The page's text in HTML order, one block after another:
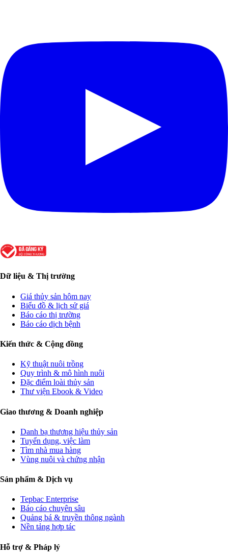
Dữ liệu & Thị trường
Giá thủy sản hôm nay
Biểu đồ & lịch sử giá
Báo cáo thị trường
Báo cáo dịch bệnh
Kiến thức & Cộng đồng
Kỹ thuật nuôi trồng
Quy trình & mô hình nuôi
Đặc điểm loài thủy sản
Thư viện Ebook & Video
Giao thương & Doanh nghiệp
Danh bạ thương hiệu thủy sản
Tuyển dụng, việc làm
Tìm nhà mua hàng
Vùng nuôi và chứng nhận
Sản phẩm & Dịch vụ
Tepbac Enterprise
Báo cáo chuyên sâu
Quảng bá & truyền thông ngành
Nền tảng hợp tác
Hỗ trợ & Pháp lý